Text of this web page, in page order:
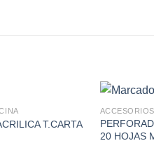
T.CARTA
20 HOJAS